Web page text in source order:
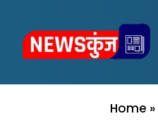
Home »